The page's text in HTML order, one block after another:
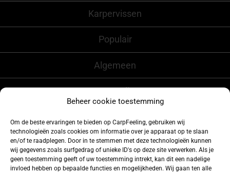
Beheer cookie toestemming
Om de beste ervaringen te bieden op CarpFeeling, gebruiken wij
technologieën zoals cookies om informatie over je apparaat op te slaan
en/of te raadplegen. Door in te stemmen met deze technologieën kunnen
wij gegevens zoals surfgedrag of unieke ID's op deze site verwerken. Als je
geen toestemming geeft of uw toestemming intrekt, kan dit een nadelige
invloed hebben op bepaalde functies en mogelijkheden. Wij gaan ten alle
Karpervissen
Populair
Algemeen
CarpFeeling
Volg ons ook op